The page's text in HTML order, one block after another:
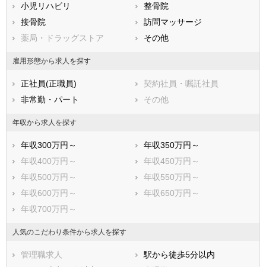
鹿児島県
小児リハビリ
整骨院
接骨院
訪問マッサージ
薬局・ドラッグストア
その他
雇用形態から求人を探す
正社員(正職員)
契約社員・嘱託社員
非常勤・パート
その他
年収から求人を探す
年収300万円～
年収350万円～
年収400万円～
年収450万円～
年収500万円～
年収550万円～
年収600万円～
年収650万円～
年収700万円～
人気のこだわり条件から求人を探す
管理職求人
駅から徒歩5分以内